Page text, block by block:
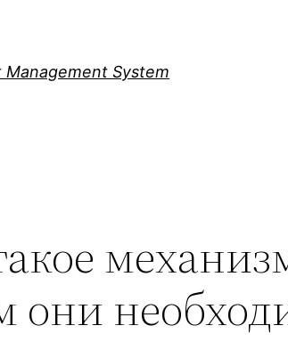
Management System
они